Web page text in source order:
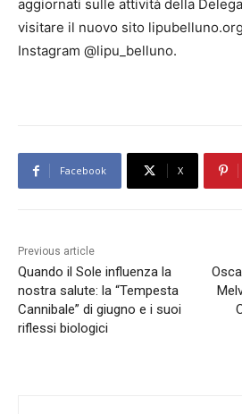
aggiornati sulle attività della
visitare il nuovo sito
Instagram @lipu_belluno.
Facebook X
Previous article
Quando il Sole influenza la
nostra salute: la “Tempesta
Cannibale” di giugno e i suoi
riflessi biologici